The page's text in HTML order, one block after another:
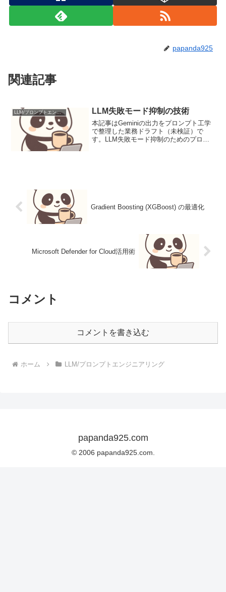
papanda925
関連記事
LLM/プロンプトエンジニアリング LLM失敗モード抑制の技術
本記事はGeminiの出力をプロンプト工学
で整理した業務ドラフト（未検証）で
す。LLM失敗モード抑制のためのプロン
Gradient Boosting (XGBoost) の最適化
Microsoft Defender for Cloud活用術
コメント
コメントを書き込む
ホーム LLM/プロンプトエンジニアリング
papanda925.com
© 2006 papanda925.com.